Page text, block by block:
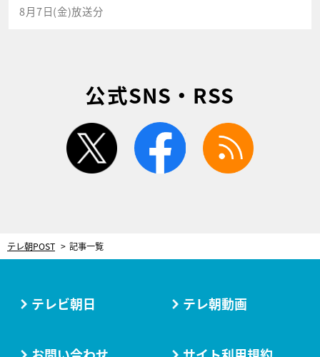
8月7日(金)放送分
公式SNS・RSS
twitter facebook
テレ朝POST 記事一覧
テレビ朝日 テレ朝動画